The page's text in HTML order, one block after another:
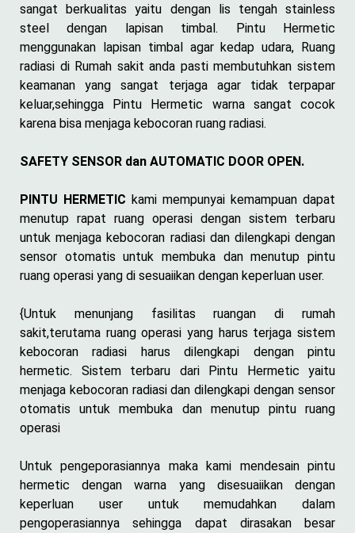
sangat berkualitas yaitu dengan lis tengah stainless
steel dengan lapisan timbal. Pintu Hermetic
menggunakan lapisan timbal agar kedap udara, Ruang
radiasi di Rumah sakit anda pasti membutuhkan sistem
keamanan yang sangat terjaga agar tidak terpapar
keluar,sehingga Pintu Hermetic warna sangat cocok
karena bisa menjaga kebocoran ruang radiasi.
SAFETY SENSOR dan AUTOMATIC DOOR OPEN.
PINTU HERMETIC kami mempunyai kemampuan dapat
menutup rapat ruang operasi dengan sistem terbaru
untuk menjaga kebocoran radiasi dan dilengkapi dengan
sensor otomatis untuk membuka dan menutup pintu
ruang operasi yang di sesuaiikan dengan keperluan user.
{Untuk menunjang fasilitas ruangan di rumah
sakit,terutama ruang operasi yang harus terjaga sistem
kebocoran radiasi harus dilengkapi dengan pintu
hermetic. Sistem terbaru dari Pintu Hermetic yaitu
menjaga kebocoran radiasi dan dilengkapi dengan sensor
otomatis untuk membuka dan menutup pintu ruang
operasi
Untuk pengeporasiannya maka kami mendesain pintu
hermetic dengan warna yang disesuaiikan dengan
keperluan user untuk memudahkan dalam
pengoperasiannya sehingga dapat dirasakan besar